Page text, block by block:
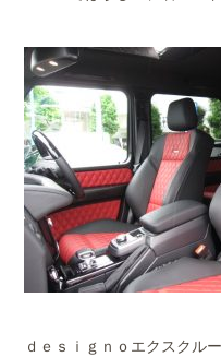
ｄｅｓｉｇｎｏエクスクル